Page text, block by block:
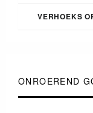
VERHOEKS
ONROEREND